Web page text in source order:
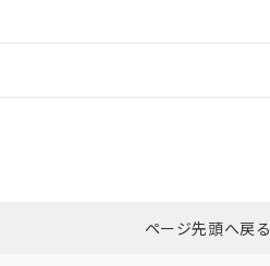
ダウンロードはこちらページ先頭へ戻る